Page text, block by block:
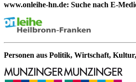
www.onleihe-hn.de: Suche nach E-
Personen aus Politik, Wirtschaft,